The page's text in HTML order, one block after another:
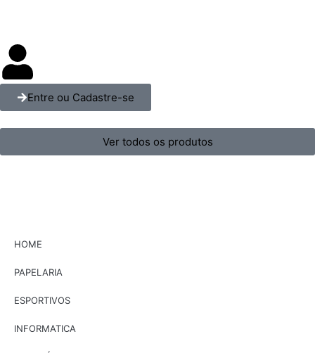
Entre ou Cadastre-se
Ver todos os produtos
HOME
PAPELARIA
ESPORTIVOS
INFORMATICA